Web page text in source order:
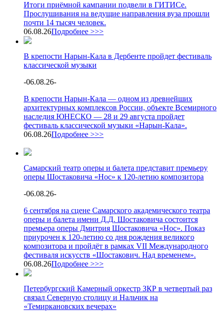
Итоги приёмной кампании подвели в ГИТИСе.
Прослушивания на ведущие направления вуза прошли
почти 14 тысяч человек.
06.08.26Подробнее >>>
В крепости Нарын-Кала в Дербенте пройдет фестиваль
классической музыки
-06.08.26-
В крепости Нарын-Кала — одном из древнейших
архитектурных комплексов России, объекте Всемирного
наследия ЮНЕСКО — 28 и 29 августа пройдет
фестиваль классической музыки «Нарын-Кала».
06.08.26Подробнее >>>
Самарский театр оперы и балета представит премьеру
оперы Шостаковича «Нос» к 120-летию композитора
-06.08.26-
6 сентября на сцене Самарского академического театра
оперы и балета имени Д.Д. Шостаковича состоится
премьера оперы Дмитрия Шостаковича «Нос». Показ
приурочен к 120-летию со дня рождения великого
композитора и пройдёт в рамках VII Международного
фестиваля искусств «Шостакович. Над временем».
06.08.26Подробнее >>>
Петербургский Камерный оркестр ЗКР в четвертый раз
связал Северную столицу и Нальчик на
«Темиркановских вечерах»